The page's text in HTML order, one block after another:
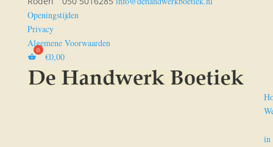
Openingstijden
Privacy
Algemene Voorwaarden
€0,00
in